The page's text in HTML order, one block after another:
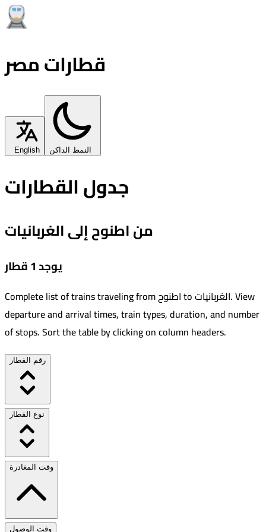
قطارات مصر
English النمط الداكن
جدول القطارات
من اطنوح إلى الغربانيات
يوجد 1 قطار
Complete list of trains traveling fromاطنوحtoالغربانيات.View
departure and arrival times, train types, duration, and number
of stops. Sort the table by clicking on column headers.
رقم القطار
نوع القطار
وقت المغادرة
وقت الوصول